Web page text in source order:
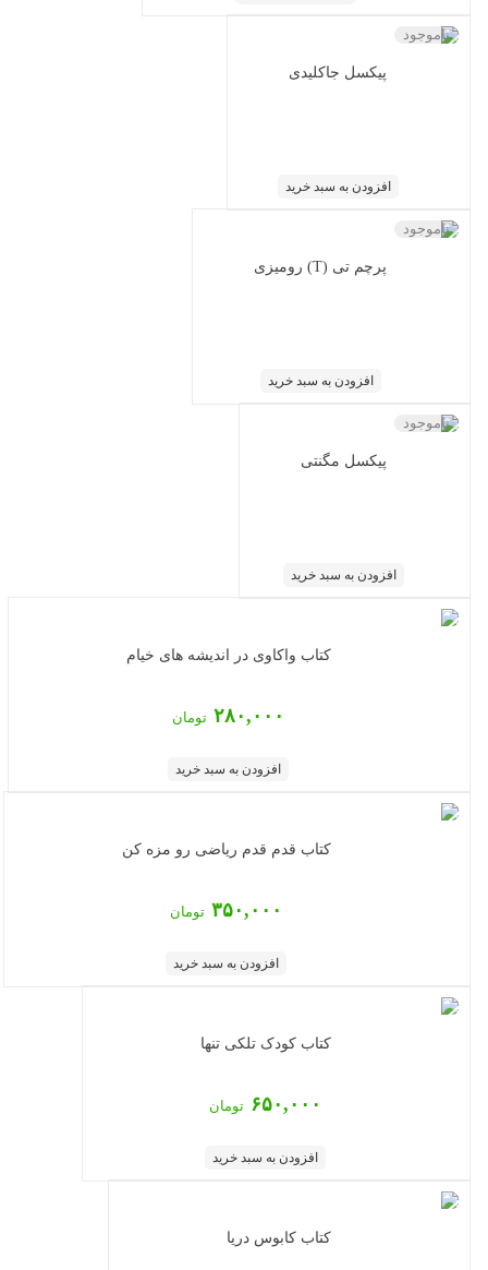
پیکسل جاکلیدی
ناموجود
افزودن به سبد خرید
پرچم تی (T) رومیزی
ناموجود
افزودن به سبد خرید
پیکسل مگنتی
ناموجود
افزودن به سبد خرید
کتاب واکاوی در اندیشه های خیام
۲۸۰,۰۰۰ تومان
افزودن به سبد خرید
کتاب قدم قدم ریاضی رو مزه کن
۳۵۰,۰۰۰ تومان
افزودن به سبد خرید
کتاب کودک تلکی تنها
۶۵۰,۰۰۰ تومان
افزودن به سبد خرید
کتاب کابوس دریا